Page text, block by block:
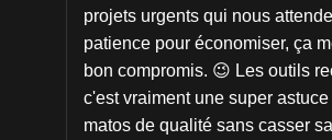
projets urgents qui nous
patience pour économiser, ça
bon compromis. 😉 Les outils
c'est vraiment une super
matos de qualité sans casser